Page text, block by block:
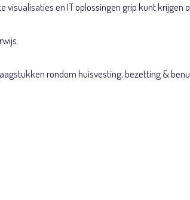
en IT oplossingen grip kunt krijgen
rondom huisvesting, bezetting &